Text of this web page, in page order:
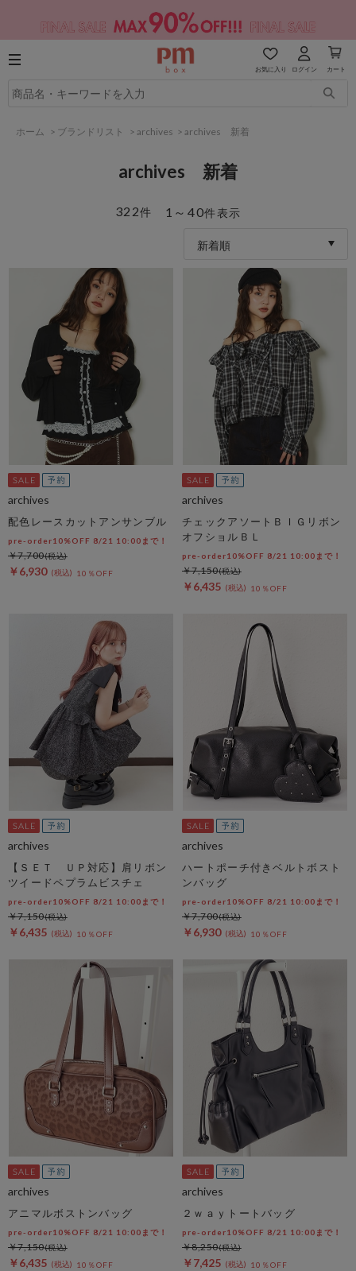
お気に入り ログイン カート
ホーム > ブランドリスト > archives > archives 新着
archives 新着
1～40件表示
322件
新着順
archives
配色レースカットアンサンブル
pre-order10%OFF 8/21 10:00まで！
￥7,700
￥6,930 10％OFF
archives
チェックアソートＢＩＧリボン
オフショルＢＬ
pre-order10%OFF 8/21 10:00まで！
￥7,150
￥6,435 10％OFF
archives
【ＳＥＴ ＵＰ対応】肩リボン
ツイードペプラムビスチェ
pre-order10%OFF 8/21 10:00まで！
￥7,150
￥6,435 10％OFF
archives
ハートポーチ付きベルトボスト
ンバッグ
pre-order10%OFF 8/21 10:00まで！
￥7,700
￥6,930 10％OFF
archives
アニマルボストンバッグ
pre-order10%OFF 8/21 10:00まで！
￥7,150
￥6,435 10％OFF
archives
２ｗａｙトートバッグ
pre-order10%OFF 8/21 10:00まで！
￥8,250
￥7,425 10％OFF